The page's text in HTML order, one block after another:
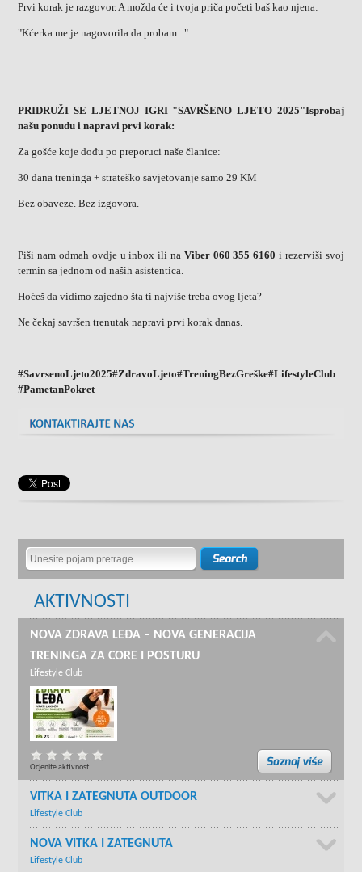
Prvi korak je razgovor. A možda će i tvoja priča početi baš kao njena:
"Kćerka me je nagovorila da probam..."
PRIDRUŽI SE LJETNOJ IGRI "SAVRŠENO LJETO 2025"Isprobaj
našu ponudu i napravi prvi korak:
Za gošće koje dođu po preporuci naše članice:
30 dana treninga + strateško savjetovanje samo 29 KM
Bez obaveze. Bez izgovora.
Piši nam odmah ovdje u inbox ili na Viber 060 355 6160i rezerviši svoj
termin sa jednom od naših asistentica.
Hoćeš da vidimo zajedno šta ti najviše treba ovog ljeta?
Ne čekaj savršen trenutak napravi prvi korak danas.
#SavrsenoLjeto2025#ZdravoLjeto#TreningBezGreške#LifestyleClub
#PametanPokret
AKTIVNOSTI
NOVA ZDRAVA LEĐA – NOVA GENERACIJA
TRENINGA ZA CORE I POSTURU
Lifestyle Club
Ocjenite aktivnost
VITKA I ZATEGNUTA OUTDOOR
Lifestyle Club
NOVA VITKA I ZATEGNUTA
Lifestyle Club